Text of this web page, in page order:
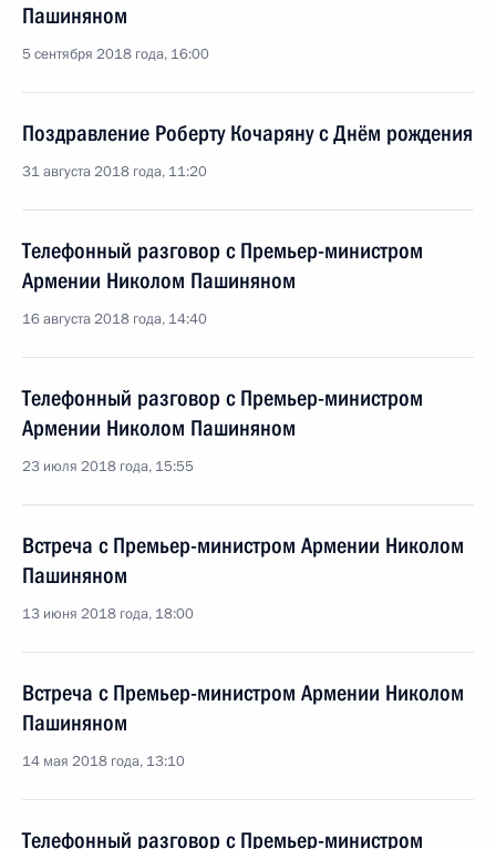
Пашиняном
5 сентября 2018 года, 16:00
Поздравление Роберту Кочаряну с Днём рождения
31 августа 2018 года, 11:20
Телефонный разговор с Премьер-министром
Армении Николом Пашиняном
16 августа 2018 года, 14:40
Телефонный разговор с Премьер-министром
Армении Николом Пашиняном
23 июля 2018 года, 15:55
Встреча с Премьер-министром Армении Николом
Пашиняном
13 июня 2018 года, 18:00
Встреча с Премьер-министром Армении Николом
Пашиняном
14 мая 2018 года, 13:10
Телефонный разговор с Премьер-министром